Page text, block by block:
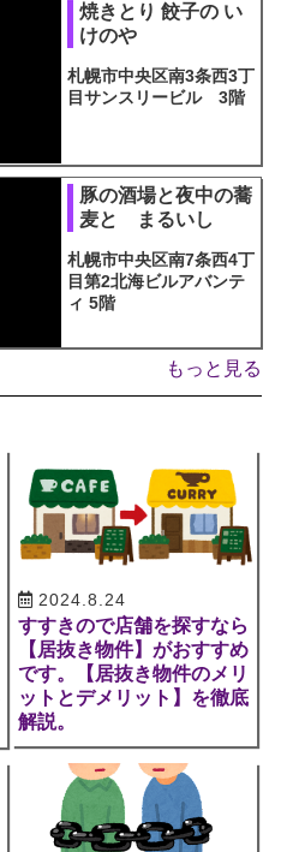
焼きとり 餃子の い
けのや
札幌市中央区南3条西3丁
目サンスリービル 3階
豚の酒場と夜中の蕎
麦と まるいし
札幌市中央区南7条西4丁
目第2北海ビルアバンテ
ィ 5階
もっと見る
2024.8.24
すすきので店舗を探すなら
【居抜き物件】がおすすめ
です。【居抜き物件のメリ
ットとデメリット】を徹底
解説。